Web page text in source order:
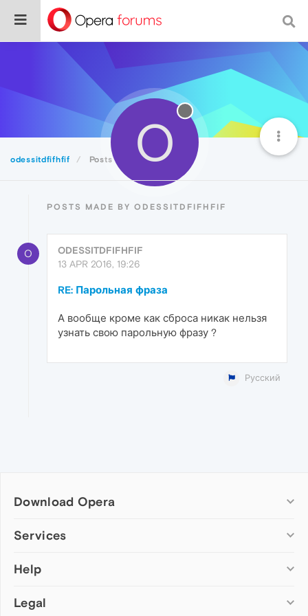
odessitdfifhfif Posts O
POSTS MADE BY ODESSITDFIFHFIF
O
ODESSITDFIFHFIF
13 APR 2016, 19:26
RE: Парольная фраза
А вообще кроме как сброса никак нельзя
узнать свою парольную фразу ?
Русский
Download Opera
Computer browsers
Opera for Mac
Opera beta version
Services
Add-ons
Wallpapers
Help
Help & support
Legal